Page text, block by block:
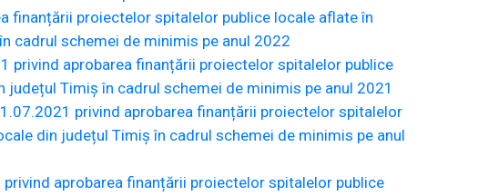
finanțării proiectelor spitalelor publice locale aflate în
cadrul schemei de minimis pe anul 2022
privind aprobarea finanțării proiectelor spitalelor publice
Timiș în cadrul schemei de minimis pe anul 2021
privind aprobarea finanțării proiectelor spitalelor
din județul Timiș în cadrul schemei de minimis pe anul
aprobarea finanțării proiectelor spitalelor publice